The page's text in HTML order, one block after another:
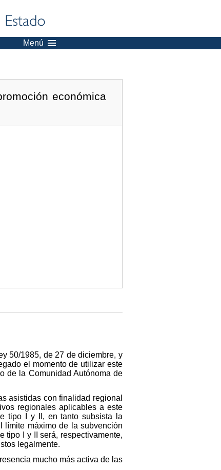
Menú
económica
50/1985, de 27 de diciembre, y
el momento de utilizar este
de la Comunidad Autónoma de
asistidas con finalidad regional
regionales aplicables a este
tipo I y II, en tanto subsista la
límite máximo de la subvención
tipo I y II será, respectivamente,
legalmente.
mucho más activa de las